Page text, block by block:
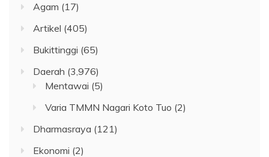
Agam (17)
Artikel (405)
Bukittinggi (65)
Daerah (3,976)
Mentawai (5)
Varia TMMN Nagari Koto Tuo (2)
Dharmasraya (121)
Ekonomi (2)